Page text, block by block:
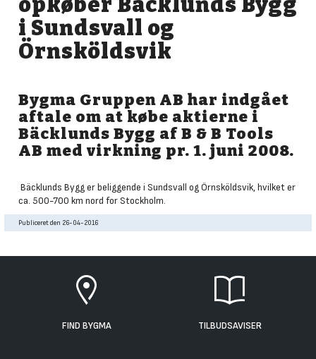
i Sundsvall og
Örnsköldsvik
Bygma Gruppen AB har indgået
aftale om at købe aktierne i
Bäcklunds Bygg af B & B Tools
AB med virkning pr. 1. juni 2008.
Bäcklunds Bygg er beliggende i Sundsvall og Örnsköldsvik, hvilket er
ca. 500-700 km nord for Stockholm.
Publiceret den 26-04-2016
FIND BYGMA TILBUDSAVISER